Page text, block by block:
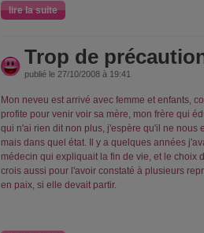
lire la suite
Trop de
publié le 27/10/2008 à 19:41
Mon neveu est arrivé avec femme et enfants,
profite pour venir voir sa mère, mon frère qui
qui n'ai rien dit non plus, j'espère qu'il ne nous
mais dans quel état. Il y a quelques années
médecin qui expliquait la fin de vie, et le choix
crois aussi pour l'avoir constaté à plusieurs
en paix, si elle devait partir.